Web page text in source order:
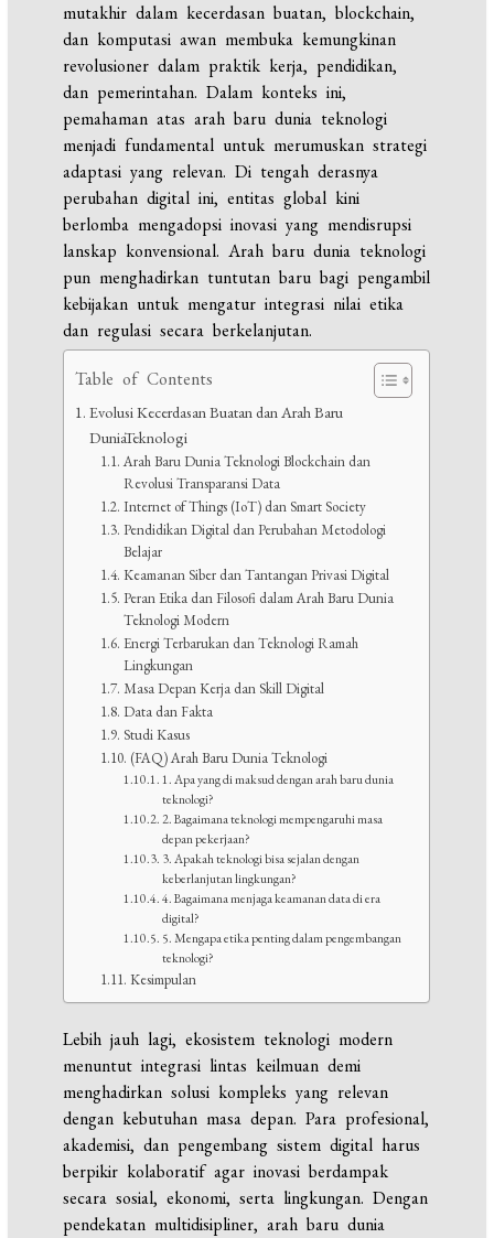
mutakhir dalam kecerdasan buatan, blockchain,
dan komputasi awan membuka kemungkinan
revolusioner dalam praktik kerja, pendidikan,
dan pemerintahan. Dalam konteks ini,
pemahaman atas arah baru dunia teknologi
menjadi fundamental untuk merumuskan strategi
adaptasi yang relevan. Di tengah derasnya
perubahan digital ini, entitas global kini
berlomba mengadopsi inovasi yang mendisrupsi
lanskap konvensional. Arah baru dunia teknologi
pun menghadirkan tuntutan baru bagi pengambil
kebijakan untuk mengatur integrasi nilai etika
dan regulasi secara berkelanjutan.
Table of Contents
Evolusi Kecerdasan Buatan dan Arah Baru
DuniaTeknologi
Arah Baru Dunia Teknologi Blockchain dan
Revolusi Transparansi Data
Internet of Things (IoT) dan Smart Society
Pendidikan Digital dan Perubahan Metodologi
Belajar
Keamanan Siber dan Tantangan Privasi Digital
Peran Etika dan Filosofi dalam Arah Baru Dunia
Teknologi Modern
Energi Terbarukan dan Teknologi Ramah
Lingkungan
Masa Depan Kerja dan Skill Digital
Data dan Fakta
Studi Kasus
(FAQ) Arah Baru Dunia Teknologi
1. Apa yang di maksud dengan arah baru dunia
teknologi?
2. Bagaimana teknologi mempengaruhi masa
depan pekerjaan?
3. Apakah teknologi bisa sejalan dengan
keberlanjutan lingkungan?
4. Bagaimana menjaga keamanan data di era
digital?
5. Mengapa etika penting dalam pengembangan
teknologi?
Kesimpulan
Lebih jauh lagi, ekosistem teknologi modern
menuntut integrasi lintas keilmuan demi
menghadirkan solusi kompleks yang relevan
dengan kebutuhan masa depan. Para profesional,
akademisi, dan pengembang sistem digital harus
berpikir kolaboratif agar inovasi berdampak
secara sosial, ekonomi, serta lingkungan. Dengan
pendekatan multidisipliner, arah baru dunia